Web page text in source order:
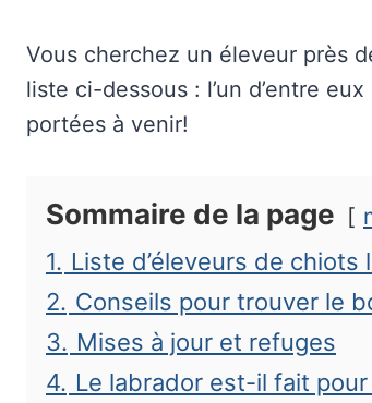
Vous cherchez un éleveur près
liste ci-dessous : l’un d’entre
portées à venir!
Sommaire de la page
1. Liste d’éleveurs de
2. Conseils pour trouver le
3. Mises à jour et refuges
4. Le labrador est-il fait pour